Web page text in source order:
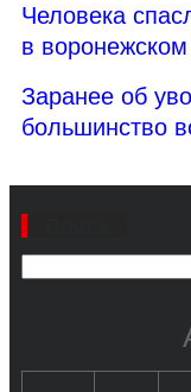
Человека
в
Заранее об
большинство